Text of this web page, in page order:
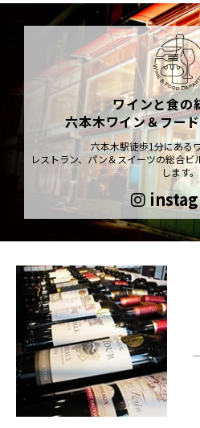
ワインと食の
六本木ワイン＆フー
六本木駅徒歩1分にある
レストラン、パン＆スイーツの総合
します。